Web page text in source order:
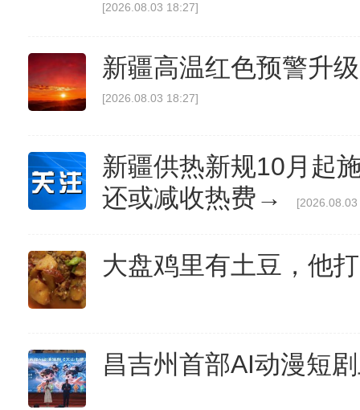
[2026.08.03 18:27]
新疆高温红色预警升
[2026.08.03 18:27]
新疆供热新规10月起
还或减收热费→
大盘鸡里有土豆，他
昌吉州首部AI动漫短